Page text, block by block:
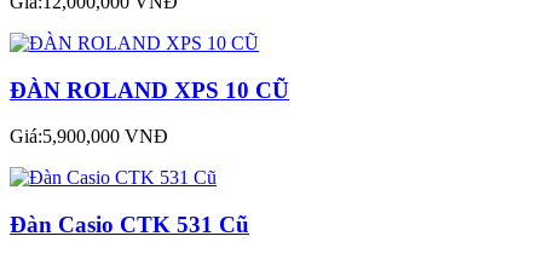
ĐÀN ROLAND XPS 10 CŨ
Giá:5,900,000 VNĐ
Đàn Casio CTK 531 Cũ